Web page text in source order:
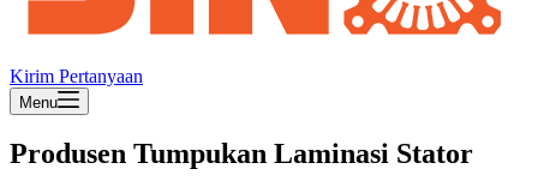
Kirim Pertanyaan
Menu
Produsen Tumpukan Laminasi Stator